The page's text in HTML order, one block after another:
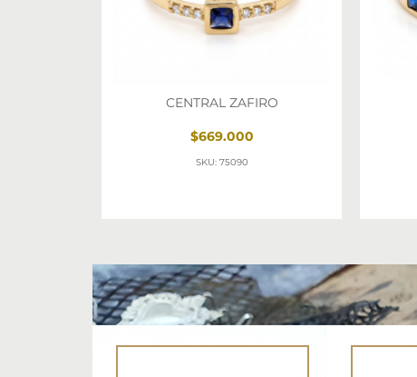
CENTRAL ZAFIRO
$669.000
SKU: 75090